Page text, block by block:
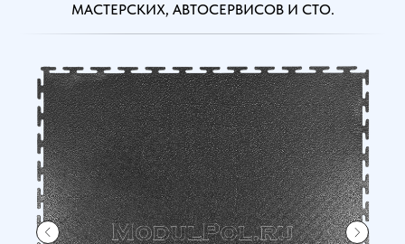
МАСТЕРСКИХ, АВТОСЕРВИСОВ И СТО.